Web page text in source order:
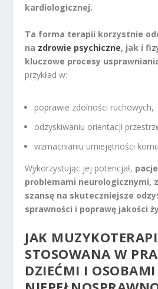
kardiologicznej.
Ta forma terapii korzystnie
na zdrowie psychiczne, jak i
kluczowe procesy
przykład w:
poprawie zdolności ruchowych,
odzyskiwaniu orientacji
wzmacnianiu umiejętności
Wykorzystując jej potencjał,
problemami neurologicznymi,
szansę na skuteczniejsze
sprawności i poprawę jakości
JAK
STOSOWANA W
DZIEĆMI I OSOBAMI